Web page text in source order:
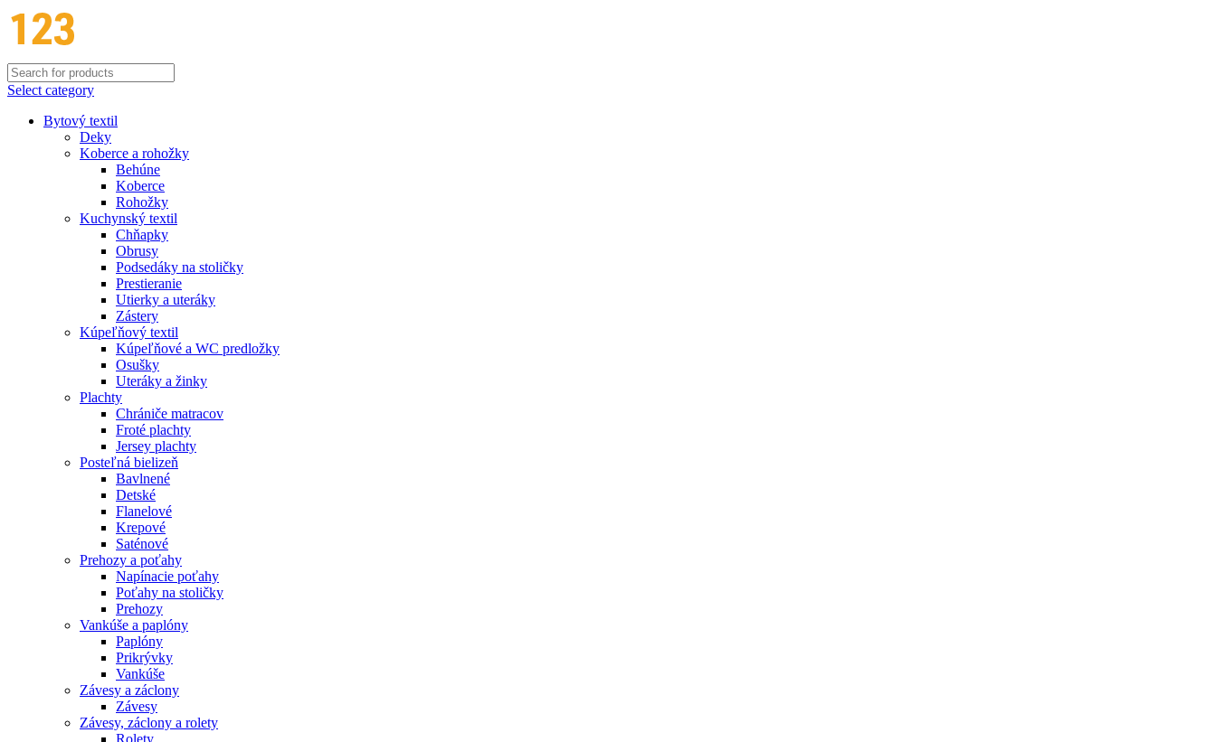
Select category
Bytový textil
Deky
Koberce a rohožky
Behúne
Koberce
Rohožky
Kuchynský textil
Chňapky
Obrusy
Podsedáky na stoličky
Prestieranie
Utierky a uteráky
Zástery
Kúpeľňový textil
Kúpeľňové a WC predložky
Osušky
Uteráky a žinky
Plachty
Chrániče matracov
Froté plachty
Jersey plachty
Posteľná bielizeň
Bavlnené
Detské
Flanelové
Krepové
Saténové
Prehozy a poťahy
Napínacie poťahy
Poťahy na stoličky
Prehozy
Vankúše a paplóny
Paplóny
Prikrývky
Vankúše
Závesy a záclony
Závesy
Závesy, záclony a rolety
Rolety